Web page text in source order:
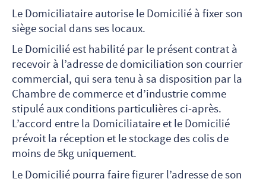
Le Domiciliataire autorise le Domicilié à fixer son
siège social dans ses locaux.
Le Domicilié est habilité par le présent contrat à
recevoir à l’adresse de domiciliation son courrier
commercial, qui sera tenu à sa disposition par la
Chambre de commerce et d’industrie comme
stipulé aux conditions particulières ci-après.
L’accord entre la Domiciliataire et le Domicilié
prévoit la réception et le stockage des colis de
moins de 5kg uniquement.
Le Domicilié pourra faire figurer l’adresse de son